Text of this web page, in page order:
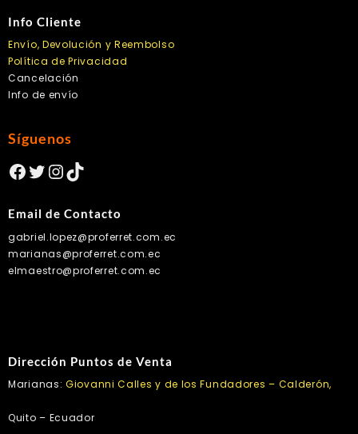
Info Cliente
Envío, Devolución y Reembolso
Política de Privacidad
Cancelación
Info de envío
Síguenos
Facebook
Twitter
Instagram
TikTok
Email de Contacto
gabriel.lopez@proferret.com.ec
marianas@proferret.com.ec
elmaestro@proferret.com.ec
Dirección Puntos de Venta
Marianas: Giovanni Calles y de los Fundadores – Calderón,
Quito – Ecuador